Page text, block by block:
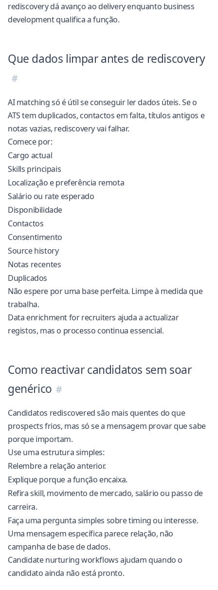
rediscovery dá avanço ao delivery enquanto business
development qualifica a função.
Que dados limpar antes de rediscovery
AI matching só é útil se conseguir ler dados úteis. Se o
ATS tem duplicados, contactos em falta, títulos antigos e
notas vazias, rediscovery vai falhar.
Comece por:
Cargo actual
Skills principais
Localização e preferência remota
Salário ou rate esperado
Disponibilidade
Contactos
Consentimento
Source history
Notas recentes
Duplicados
Não espere por uma base perfeita. Limpe à medida que
trabalha.
Data enrichment for recruiters ajuda a actualizar
registos, mas o processo continua essencial.
Como reactivar candidatos sem soar
genérico
Candidatos rediscovered são mais quentes do que
prospects frios, mas só se a mensagem provar que sabe
porque importam.
Use uma estrutura simples:
Relembre a relação anterior.
Explique porque a função encaixa.
Refira skill, movimento de mercado, salário ou passo de
carreira.
Faça uma pergunta simples sobre timing ou interesse.
Uma mensagem específica parece relação, não
campanha de base de dados.
Candidate nurturing workflowsajudam quando o
candidato ainda não está pronto.